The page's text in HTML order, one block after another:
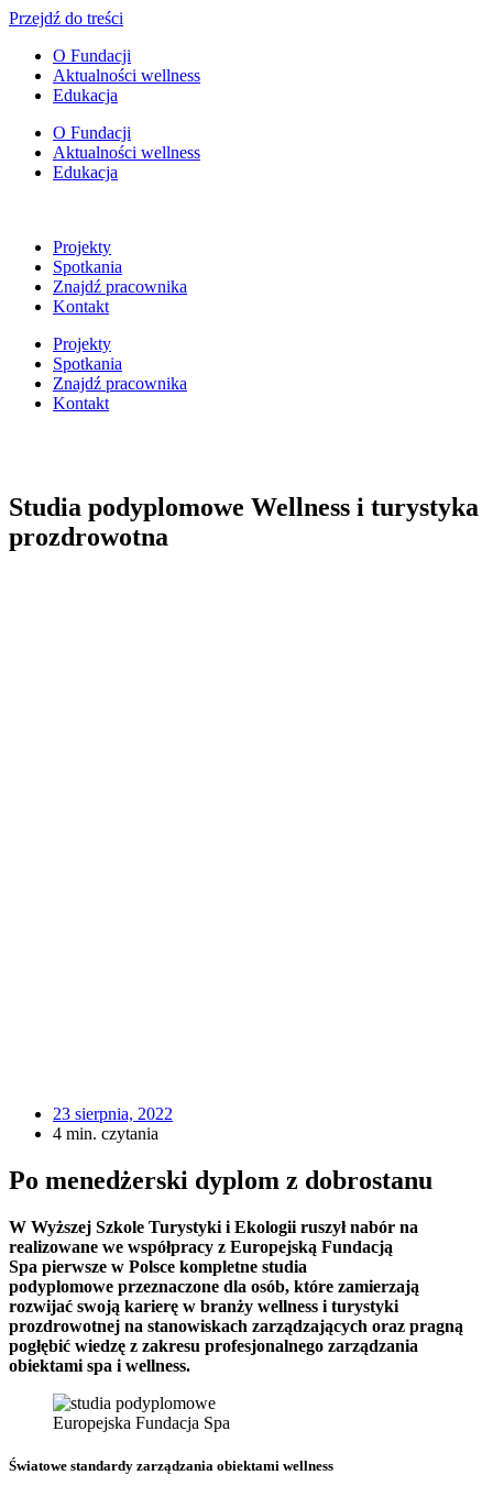
Przejdź do treści
O Fundacji
Aktualności wellness
Edukacja
O Fundacji
Aktualności wellness
Edukacja
Projekty
Spotkania
Znajdź pracownika
Kontakt
Projekty
Spotkania
Znajdź pracownika
Kontakt
Studia podyplomowe Wellness i turystyka
prozdrowotna
23 sierpnia, 2022
4 min. czytania
Po menedżerski dyplom z dobrostanu
W Wyższej Szkole Turystyki i Ekologii ruszył nabór na
realizowane we współpracy z Europejską Fundacją
Spa pierwsze w Polsce kompletne studia
podyplomowe przeznaczone dla osób, które zamierzają
rozwijać swoją karierę w branży wellness i turystyki
prozdrowotnej na stanowiskach zarządzających oraz pragną
pogłębić wiedzę z zakresu profesjonalnego zarządzania
obiektami spa i wellness.
Europejska Fundacja Spa
Światowe standardy zarządzania obiektami wellness